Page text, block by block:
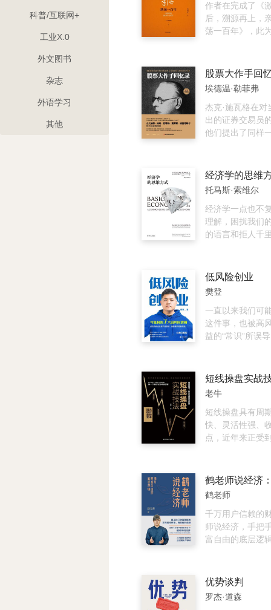
科普/互联网+
工业X.0
外文图书
杂志
外语学习
其他
诅咒（吴晓波细
03）》：历史上
代意识的商业尝
04）》：从杜月
聚焦中国企业家
经济穿越剧（吴
史05）》：翻看
下，发现历史总
与产品社会化的
主义的基本矛盾
危机周期性地复
作者在完成了《
后，溯源再上，
荡一百年》，此
编年体的形式记
战争时期、抗日
后、解放战争时
成立后，直至中
期之前40年的中
作者试图在这些
展脉搏。在悠长
如何审视中国的
百年的中国进步
阶层到底扮演了
色？
股票大作手回
埃德温·勒菲弗
杰克·施瓦格在对
出的证券交易员
他们提出了同样
回忆录》独占榜
书记录了美国股
物杰西·利弗莫尔
Livermore）的
把天赋、才华和
融市场上。他被
岁赚到一千美元
一万美元，24岁
元，29岁身价百
岁身价三百万美
价一亿美元。美
曾亲自召见他，
亿美元，成为股
的大空头。他一
赢得很多的掌声
的遗憾。他的操
是股市的教科书
奇、巴菲特、索
经济学的思维
托马斯·索维尔
经济学一点也不
理解，困扰我们
的语言和拒人千
更没有枯燥的实
索维尔用最贴近
言和案例，为我
博士都不一定能
济学思维方式，
体验毫无障碍的
人不再受含糊的
涩的经济学术语
经济社会的运转
书，我们将会了
和国际贸易等方
识，也会对媒体
人”来区分不同的
还会对房租管制
贫富差距、统计
的认识。
低风险创业
樊登
一直以来我们可
这件事，也被高
益的“常识”所误
战，轻松而愉快
的企业家都有一
点，不断降低风
称交易的机会，
杆。 5年间，樊
10多家公司，全
维，践行着创业
同时这本书中所
助过很多人成功
起的时代，创业
涯中的必要选项
要懂得创业思维
大不了再找一份
果成功了，你将
短线操盘实战
老牛
短线操盘具有周
快、灵活性强、
点，近年来正受
讲述如何分析股
从基本的操盘策
进阶到交易系统
与应用。全书的
层递进，由浅入
系，又各自独立
鹤老师
千万用户信赖的
师说经济，手把
富自由的底层逻
全书分为五大板
维、拆解现象、
业逻辑、房产实
优势谈判
罗杰·道森